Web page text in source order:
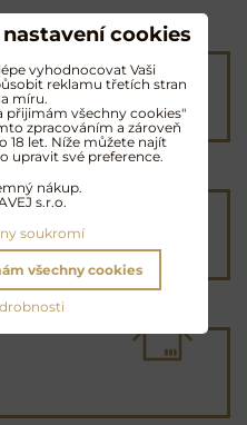
Kč
cookies
vyhodnocovat Vaši
reklamu třetích stran
míru.
přijimám všechny cookies"
zpracováním a zároveň
18 let. Níže můžete najít
upravit své preference.
nákup.
s.r.o.
soukromí
všechny cookies